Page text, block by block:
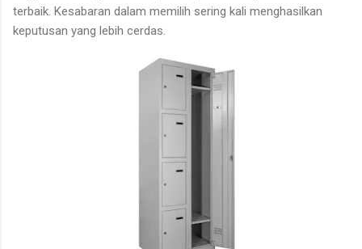
terbaik. Kesabaran dalam memilih sering kali menghasilkan
keputusan yang lebih cerdas.